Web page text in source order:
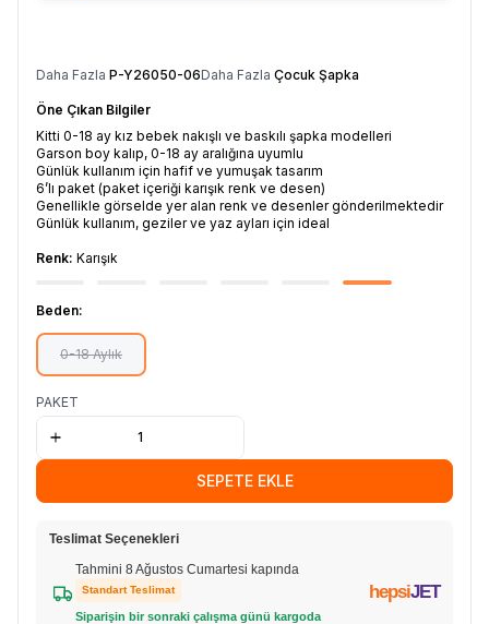
Daha Fazla P-Y26050-06Daha Fazla Çocuk Şapka
Öne Çıkan Bilgiler
Kitti 0-18 ay kız bebek nakışlı ve baskılı şapka modelleri
Garson boy kalıp, 0-18 ay aralığına uyumlu
Günlük kullanım için hafif ve yumuşak tasarım
6’lı paket (paket içeriği karışık renk ve desen)
Genellikle görselde yer alan renk ve desenler gönderilmektedir
Günlük kullanım, geziler ve yaz ayları için ideal
Renk: Karışık
Beden:
0-18 Aylık
PAKET
SEPETE EKLE
Teslimat Seçenekleri
Tahmini 8 Ağustos Cumartesi kapında
Standart Teslimat
Siparişin bir sonraki çalışma günü kargoda
hepsiJET